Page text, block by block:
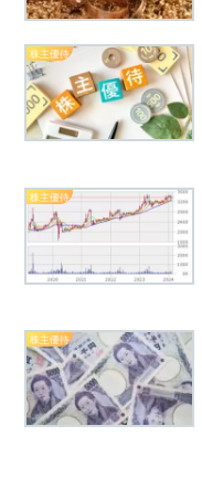
株主優待
株主優待
株主優待